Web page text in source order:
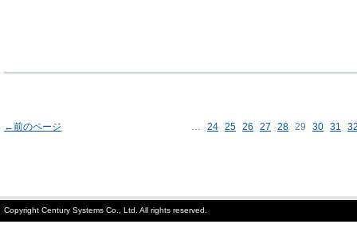
←前のページ … 24 25 26 27 28 29 30 31
Copyright Century Systems Co., Ltd. All rights reserved.